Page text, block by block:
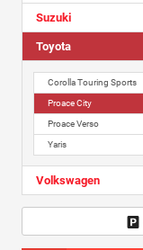
Suzuki
Toyota
Corolla Touring Sports
Proace City
Proace Verso
Yaris
Volkswagen